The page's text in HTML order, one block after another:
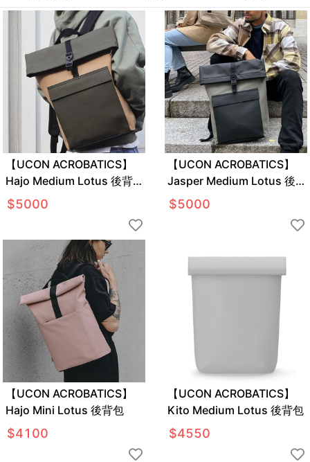
【UCON ACROBATICS】
Hajo Medium Lotus 後背
包
$5000
【UCON ACROBATICS】
Jasper Medium Lotus 後
背包
$5000
【UCON ACROBATICS】
Hajo Mini Lotus 後背包
$4100
【UCON ACROBATICS】
Kito Medium Lotus 後背包
$4550